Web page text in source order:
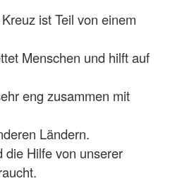
ist Teil von einem
Menschen und hilft auf
eng zusammen mit
Ländern.
die Hilfe von unserer